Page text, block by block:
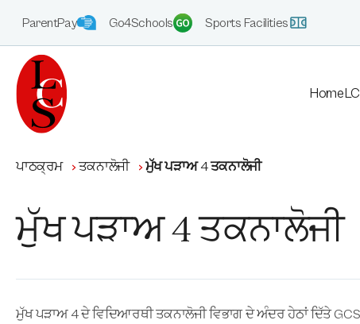
ParentPay Go4Schools Sports Facilities
Home
ਪਾਠਕ੍ਰਮ ਤਕਨਾਲੋਜੀ ਮੁੱਖ ਪੜਾਅ 4 ਤਕਨਾਲੋਜੀ
ਮੁੱਖ ਪੜਾਅ 4 ਤਕਨਾਲੋਜੀ
ਮੁੱਖ ਪੜਾਅ 4 ਦੇ ਵਿਦਿਆਰਥੀ ਤਕਨਾਲੋਜੀ ਵਿਭਾਗ ਦੇ ਅੰਦਰ ਹੇਠਾਂ ਦਿੱਤੇ